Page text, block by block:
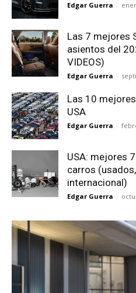
Edgar Guerra -
Las 7 mejores
asientos del
VIDEOS)
Edgar Guerra -
Las 10
USA
Edgar Guerra -
USA: mejores
carros
internacional)
Edgar Guerra -